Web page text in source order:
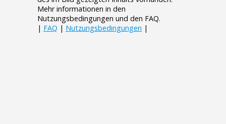
Mehr informationen in den
Nutzungsbedingungen und den FAQ.
| FAQ | Nutzungsbedingungen |